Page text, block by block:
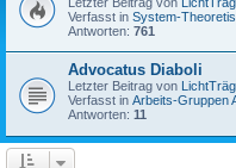
Verfasst in System-
Antworten: 761
Advocatus Diaboli
Letzter Beitrag von
Verfasst in Arbeits-Gruppen
Antworten: 11